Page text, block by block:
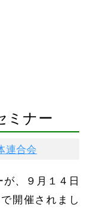
ミナー
連合会
、９月１４日
開催されまし